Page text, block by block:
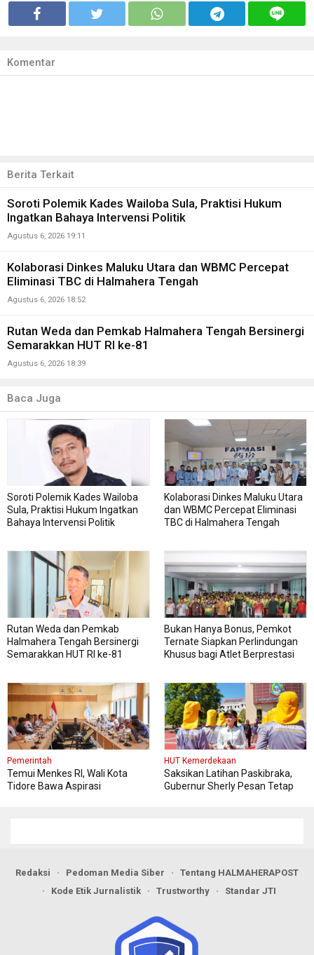
Komentar
Berita Terkait
Soroti Polemik Kades Wailoba Sula, Praktisi Hukum
Ingatkan Bahaya Intervensi Politik
Agustus 6, 2026 19:11
Kolaborasi Dinkes Maluku Utara dan WBMC Percepat
Eliminasi TBC di Halmahera Tengah
Agustus 6, 2026 18:52
Rutan Weda dan Pemkab Halmahera Tengah Bersinergi
Semarakkan HUT RI ke-81
Agustus 6, 2026 18:39
Baca Juga
Soroti Polemik Kades Wailoba
Sula, Praktisi Hukum Ingatkan
Bahaya Intervensi Politik
Kolaborasi Dinkes Maluku Utara
dan WBMC Percepat Eliminasi
TBC di Halmahera Tengah
Rutan Weda dan Pemkab
Halmahera Tengah Bersinergi
Semarakkan HUT RI ke-81
Bukan Hanya Bonus, Pemkot
Ternate Siapkan Perlindungan
Khusus bagi Atlet Berprestasi
Pemerintah
Temui Menkes RI, Wali Kota
Tidore Bawa Aspirasi
HUT Kemerdekaan
Saksikan Latihan Paskibraka,
Gubernur Sherly Pesan Tetap
Redaksi Pedoman Media Siber
Tentang HALMAHERAPOST
Kode Etik Jurnalistik
Trustworthy Standar JTI